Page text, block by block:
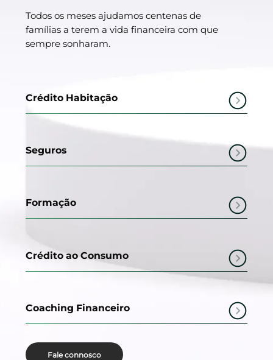
Todos os meses ajudamos centenas de
famílias a terem a vida financeira com que
sempre sonharam.
Crédito Habitação
Seguros
Formação
Crédito ao Consumo
Coaching Financeiro
Fale connosco